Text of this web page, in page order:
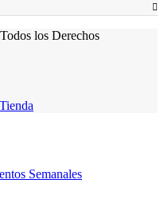
los Derechos
Semanales